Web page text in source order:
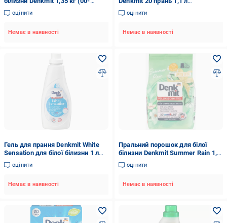
00000356)
оцінити
Немає в наявності
(НФ-00005271)
оцінити
Немає в наявності
Гель для прання Denkmit White
Sensation для білої білизни 1 л
(11009965)
оцінити
Немає в наявності
Пральний порошок для білої
білизни Denkmit Summer Rain 1,3
кг 20 прань (586859)
оцінити
Немає в наявності